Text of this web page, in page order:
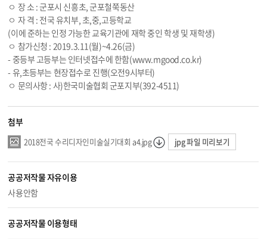
ㅇ 장 소 : 군포시 신흥초, 군포철쭉동산
ㅇ 자 격 : 전국 유치부, 초,중,고등학교
(이에 준하는 인정 가능한 교육기관에 재학 중인 학생 및 재학생)
ㅇ 참가신청 : 2019.3.11(월)~4.26(금)
- 중등부 고등부는 인터넷접수에 한함(www.mgood.co.kr)
- 유,초등부는 현장접수로 진행(오전9시부터)
ㅇ 문의사항 : 사)한국미술협회 군포지부(392-4511)
첨부
2018전국 수리디자인미술실기대회 a4.jpg jpg 파일 미리보기
공공저작물 자유이용
사용안함
공공저작물 이용형태